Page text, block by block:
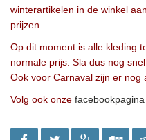
winterartikelen in de winkel
prijzen.
Op dit moment is alle kleding
normale prijs. Sla dus nog snel
Ook voor Carnaval zijn er nog
Volg ook onze facebookpagina